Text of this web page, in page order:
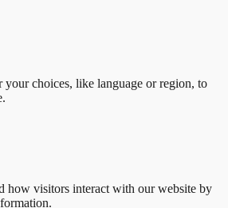
nr. 2495/2018
your choices, like language or region, to
how visitors interact with our website by